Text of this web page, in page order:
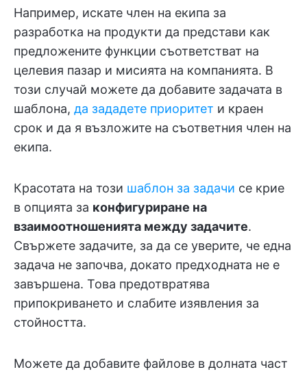
Например, искате член на екипа за
разработка на продукти да представи как
предложените функции съответстват на
целевия пазар и мисията на компанията. В
този случай можете да добавите задачата в
шаблона, да зададете приоритет и краен
срок и да я възложите на съответния член на
екипа.
Красотата на този шаблон за задачи се крие
в опцията за конфигуриране на
взаимоотношенията между задачите.
Свържете задачите, за да се уверите, че една
задача не започва, докато предходната не е
завършена. Това предотвратява
припокриването и слабите изявления за
стойността.
Можете да добавите файлове в долната част